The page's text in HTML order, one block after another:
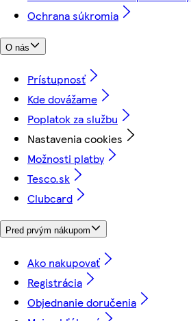
Ochrana súkromia
O nás
Prístupnosť
Kde dovážame
Poplatok za službu
Nastavenia cookies
Možnosti platby
Tesco.sk
Clubcard
Pred prvým nákupom
Ako nakupovať
Registrácia
Objednanie doručenia